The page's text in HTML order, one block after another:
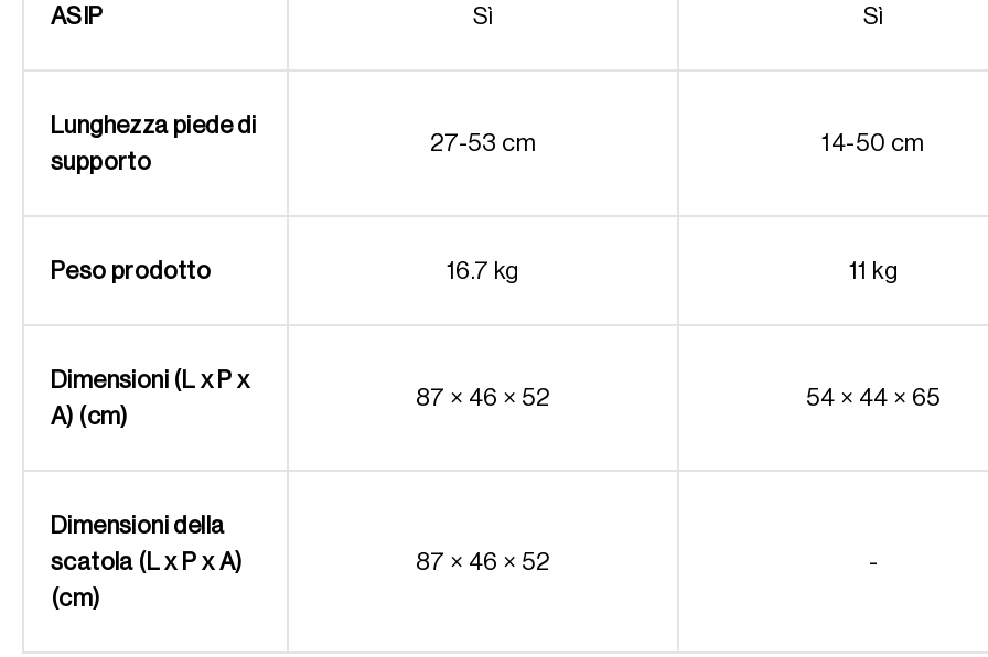
ASIP Sì Sì
Lunghezza piede di
supporto
27-53 cm 14-50 cm
Peso prodotto 16.7 kg 11 kg
Dimensioni (L x P x
A) (cm)
87 × 46 × 52 54 × 44 × 65
Dimensioni della
scatola (L x P x A)
(cm)
87 × 46 × 52 -